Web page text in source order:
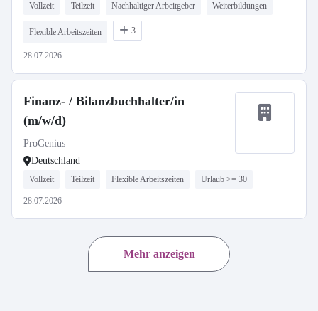
Vollzeit Teilzeit Nachhaltiger Arbeitgeber Weiterbildungen
Flexible Arbeitszeiten 3
28.07.2026
Finanz- / Bilanzbuchhalter/in
(m/w/d)
ProGenius
Deutschland
Vollzeit Teilzeit Flexible Arbeitszeiten Urlaub >= 30
28.07.2026
Mehr anzeigen